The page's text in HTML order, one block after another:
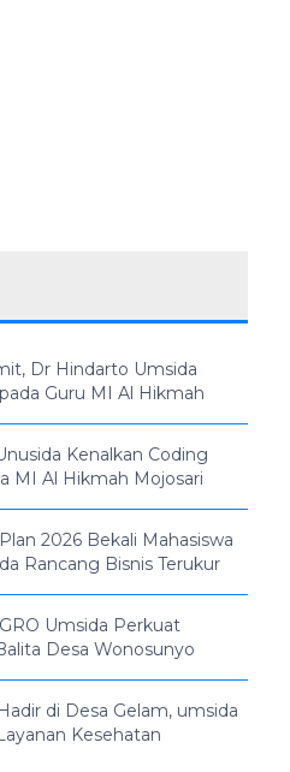
Dr Hindarto Umsida
Guru MI Al Hikmah
Kenalkan Coding
MI Al Hikmah Mojosari
2026 Bekali Mahasiswa
Rancang Bisnis Terukur
Umsida Perkuat
Desa Wonosunyo
di Desa Gelam, umsida
Kesehatan